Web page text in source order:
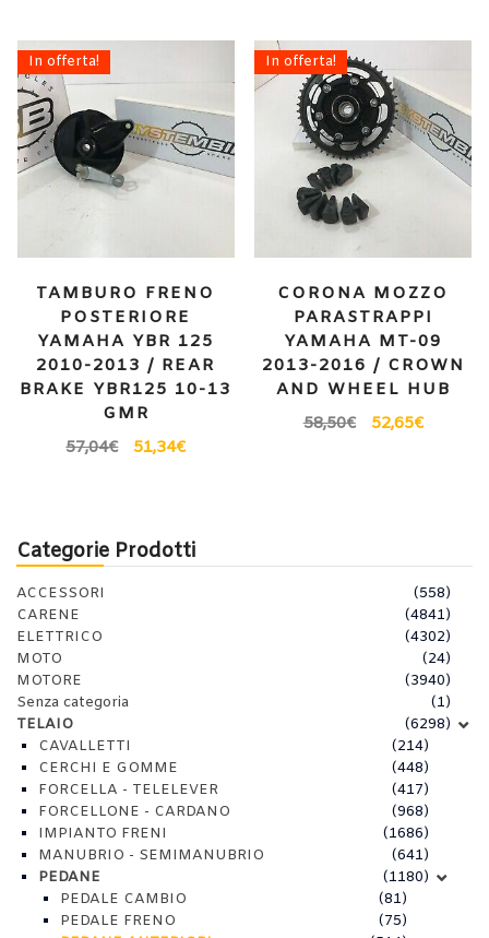
In offerta!
TAMBURO FRENO
POSTERIORE
YAMAHA YBR 125
2010-2013 / REAR
BRAKE YBR125 10-13
GMR
57,04€ 51,34€
In offerta!
CORONA MOZZO
PARASTRAPPI
YAMAHA MT-09
2013-2016 / CROWN
AND WHEEL HUB
58,50€ 52,65€
Categorie Prodotti
ACCESSORI
(558)
CARENE
(4841)
ELETTRICO
(4302)
MOTO
(24)
MOTORE
(3940)
Senza categoria
(1)
TELAIO
(6298)
CAVALLETTI
(214)
CERCHI E GOMME
(448)
FORCELLA - TELELEVER
(417)
FORCELLONE - CARDANO
(968)
IMPIANTO FRENI
(1686)
MANUBRIO - SEMIMANUBRIO
(641)
PEDANE
(1180)
PEDALE CAMBIO
(81)
PEDALE FRENO
(75)